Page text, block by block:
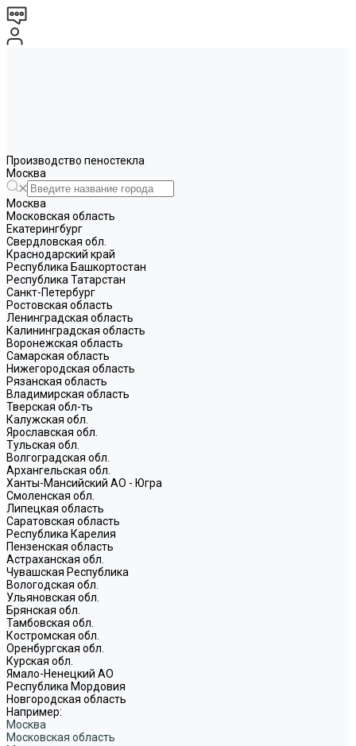
Производство пеностекла
Москва
Москва
Московская область
Екатерингбург
Свердловская обл.
Краснодарский край
Республика Башкортостан
Республика Татарстан
Санкт-Петербург
Ростовская область
Ленинградская область
Калининградская область
Воронежская область
Самарская область
Нижегородская область
Рязанская область
Владимирская область
Тверская обл-ть
Калужская обл.
Ярославская обл.
Тульская обл.
Волгоградская обл.
Архангельская обл.
Ханты-Мансийский АО - Югра
Смоленская обл.
Липецкая область
Саратовская область
Республика Карелия
Пензенская область
Астраханская обл.
Чувашская Республика
Вологодская обл.
Ульяновская обл.
Брянская обл.
Тамбовская обл.
Костромская обл.
Оренбургская обл.
Курская обл.
Ямало-Ненецкий АО
Республика Мордовия
Новгородская область
Например:
Москва
Московская область